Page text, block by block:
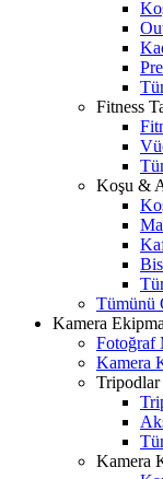
Fitness
Koşu &
Tümünü
Kamera
Fotoğraf
Kamera
Tripodlar
Kamera